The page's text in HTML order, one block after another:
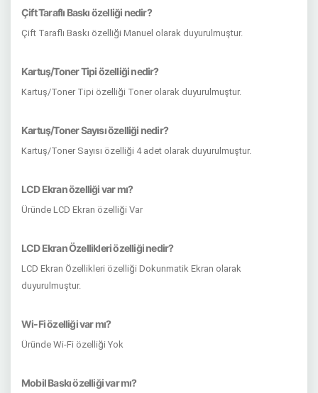
Çift Taraflı Baskı özelliği nedir?
Çift Taraflı Baskı özelliği Manuel olarak duyurulmuştur.
Kartuş/Toner Tipi özelliği nedir?
Kartuş/Toner Tipi özelliği Toner olarak duyurulmuştur.
Kartuş/Toner Sayısı özelliği nedir?
Kartuş/Toner Sayısı özelliği 4 adet olarak duyurulmuştur.
LCD Ekran özelliği var mı?
Üründe LCD Ekran özelliği Var
LCD Ekran Özellikleri özelliği nedir?
LCD Ekran Özellikleri özelliği Dokunmatik Ekran olarak
duyurulmuştur.
Wi-Fi özelliği var mı?
Üründe Wi-Fi özelliği Yok
Mobil Baskı özelliği var mı?